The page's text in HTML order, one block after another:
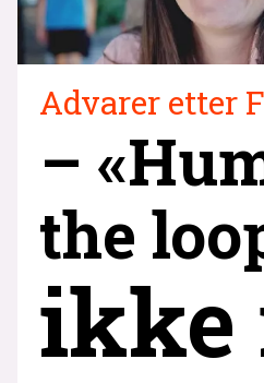
Advarer etter
–
the
ikke